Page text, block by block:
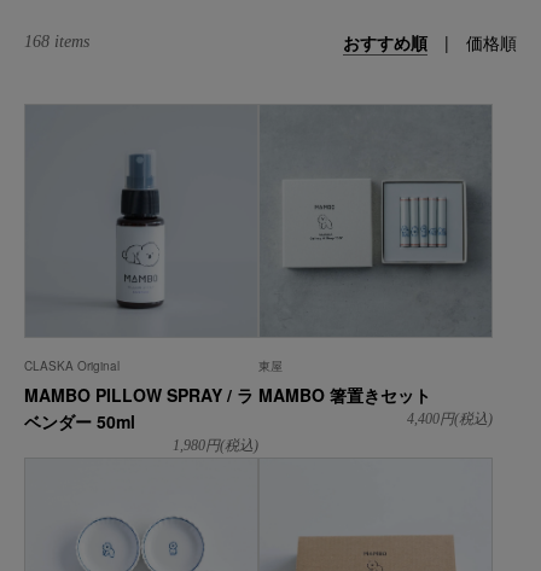
おすすめ順 | 価格順
168 items
CLASKA Original
MAMBO PILLOW SPRAY / ラ
ベンダー 50ml
1,980円(税込)
東屋
MAMBO 箸置きセット
4,400円(税込)